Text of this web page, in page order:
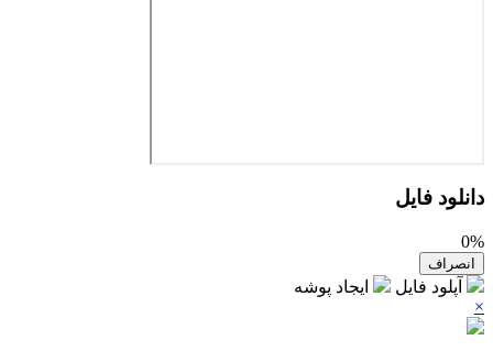
دانلود فایل
0%
انصراف
آپلود فایل
ایجاد پوشه
×